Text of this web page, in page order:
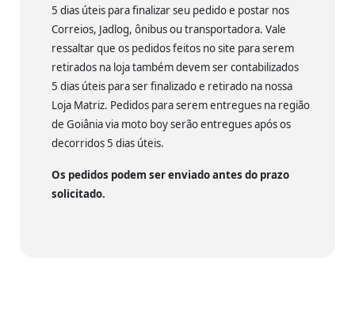
5 dias úteis para finalizar seu pedido e postar nos
Correios, Jadlog, ônibus ou transportadora. Vale
ressaltar que os pedidos feitos no site para serem
retirados na loja também devem ser contabilizados
5 dias úteis para ser finalizado e retirado na nossa
Loja Matriz. Pedidos para serem entregues na região
de Goiânia via moto boy serão entregues após os
decorridos 5 dias úteis.
Os pedidos podem ser enviado antes do prazo
solicitado.